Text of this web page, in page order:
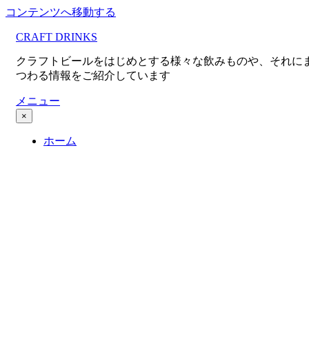
コンテンツへ移動する
CRAFT DRINKS
クラフトビールをはじめとする様々な飲みものや、それに
つわる情報をご紹介しています
メニュー
×
ホーム